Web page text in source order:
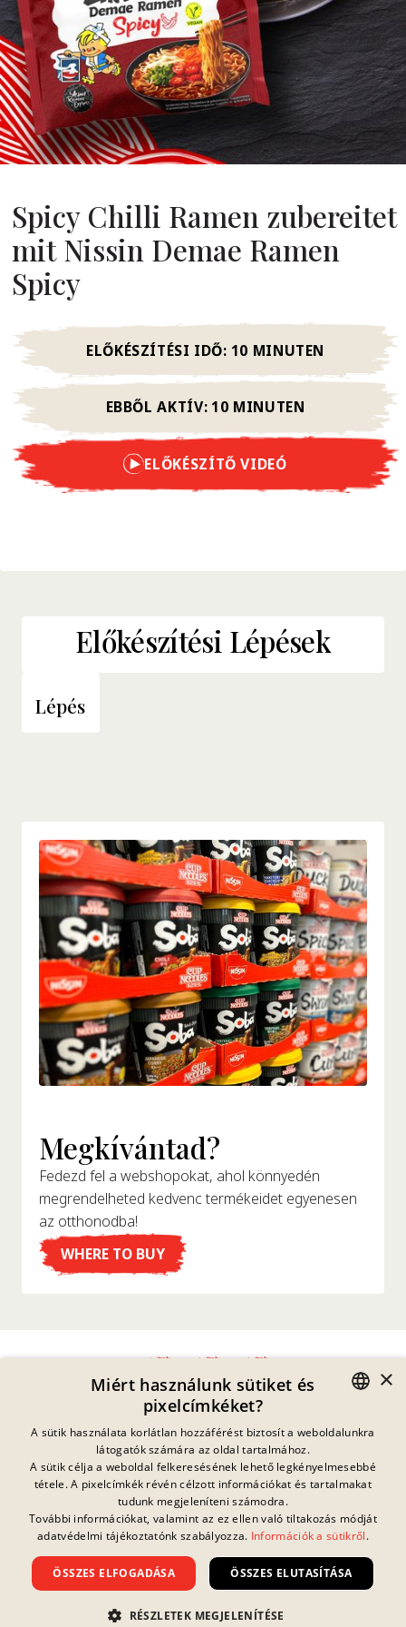
Rólunk
Alapítónk
Értékeink
GYIK
Spicy Chilli Ramen zubereitet
mit Nissin Demae Ramen
Spicy
ELŐKÉSZÍTÉSI IDŐ: 10 MINUTEN
EBBŐL AKTÍV: 10 MINUTEN
ELŐKÉSZÍTŐ VIDEÓ
Előkészítési Lépések
Lépés
Megkívántad?
Fedezd fel a webshopokat, ahol könnyedén
megrendelheted kedvenc termékeidet egyenesen
az otthonodba!
WHERE TO BUY
Adatvédelmi Nyilatkozat
Impresszum
Jogi Információk
Kapcsolat
Sütik
GYIK
Letöltések
Visszaélés Bejelentés
Jelenleg nincs
folyamatban lévő
nyereményjáték.
Általános Szerződési Feltételek
GERMAN
FRENCH
DANISH
HUNGARIAN
×
Miért használunk sütiket és
pixelcímkéket?
A sütik használata korlátlan hozzáférést biztosít a weboldalunkra
látogatók számára az oldal tartalmához.
A sütik célja a weboldal felkeresésének lehető legkényelmesebbé
tétele. A pixelcímkék révén célzott információkat és tartalmakat
tudunk megjeleníteni számodra.
További információkat, valamint az ez ellen való tiltakozás módját
adatvédelmi tájékoztatónk szabályozza. Információk a sütikről.
ÖSSZES ELFOGADÁSA ÖSSZES ELUTASÍTÁSA
RÉSZLETEK MEGJELENÍTÉSE